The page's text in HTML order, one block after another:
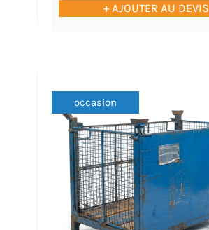
+ AJOUTER AU DEVIS
occasion